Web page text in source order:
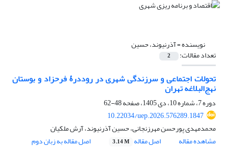
نویسنده =آذرنیوند، حسین
تعداد مقالات: 2
تحولات اجتماعی و سرزندگی شهری در روددرۀ فرحزاد و بوستان
نهج‌البلاغه تهران
دوره 7، شماره 10، دی 1405، صفحه
48-62
10.22034/uep.2026.576289.1847
محمدمهدی پورحسن مهرزنجانی، حسین آذرنیوند، آرش ملکیان
مشاهده مقاله
اصل مقاله 3.14 M اصل مقاله به زبان دوم